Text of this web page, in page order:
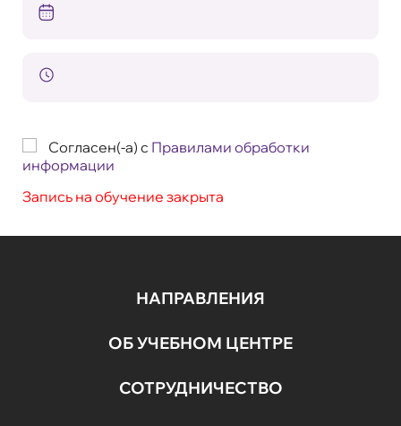
Согласен(-а) с Правилами обработки
информации
Запись на обучение закрыта
НАПРАВЛЕНИЯ
ОБ УЧЕБНОМ ЦЕНТРЕ
СОТРУДНИЧЕСТВО